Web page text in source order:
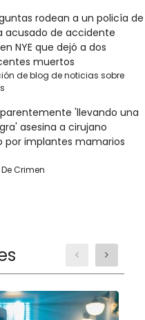
rodean a un policía de
acusado de accidente
NYE que dejó a dos
muertos
de blog de noticias sobre
'llevando una
asesina a cirujano
por implantes mamarios
Crimen